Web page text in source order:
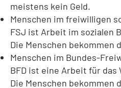
meistens kein Geld.
Menschen im freiwilligen
FSJ ist Arbeit im sozialen
Die Menschen bekommen
Menschen im Bundes-
BFD ist eine Arbeit für das
Die Menschen bekommen